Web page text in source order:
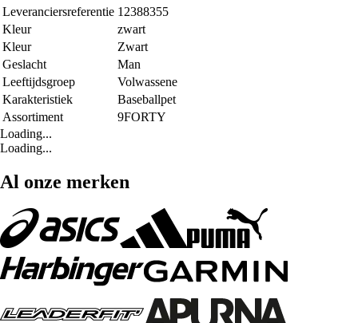
Leveranciersreferentie 12388355
Kleur
zwart
Kleur
Zwart
Geslacht
Man
Leeftijdsgroep
Volwassene
Karakteristiek
Baseballpet
Assortiment
9FORTY
Loading...
Loading...
Al onze merken